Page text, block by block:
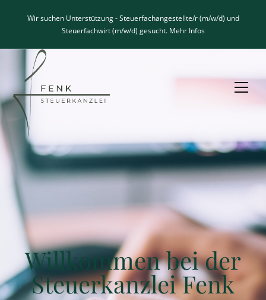
Wir suchen Unterstützung - Steuerfachangestellte/r (m/w/d) und
Steuerfachwirt (m/w/d) gesucht. Mehr Infos
Willkommen bei der
Steuerkanzlei Fenk